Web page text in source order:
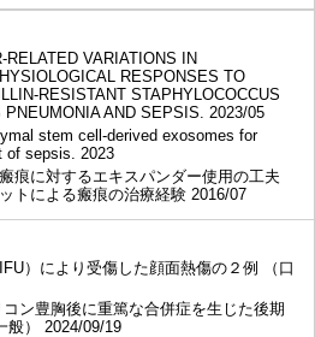
RELATED VARIATIONS IN
RESPONSES TO
RESISTANT STAPHYLOCOCCUS
PNEUMONIA AND SEPSIS. 2023/05
stem cell-derived exosomes for
of sepsis. 2023
痕に対するエキスパンダー使用の工夫
トによる瘢痕の治療経験 2016/07
）により受傷した顔面熱傷の２例 （口
ン豊胸後に重篤な合併症を生じた後期
般） 2024/09/19